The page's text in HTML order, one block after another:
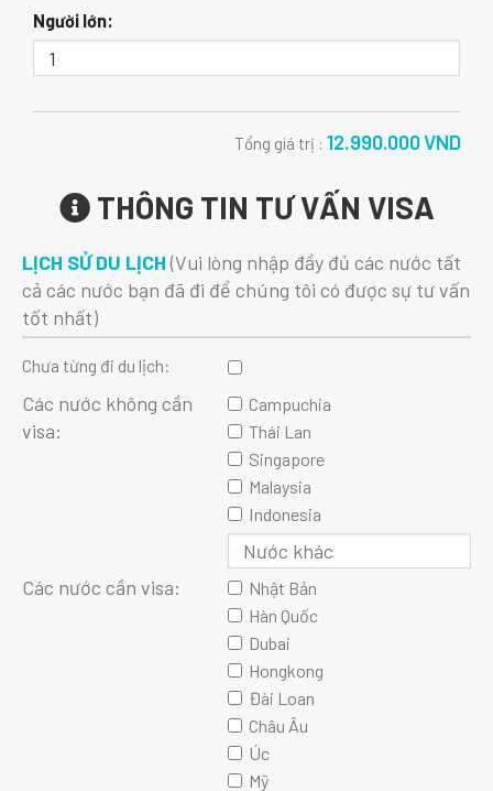
Người lớn:
Tổng giá trị : 12.990.000VND
THÔNG TIN TƯ VẤN VISA
LỊCH SỬ DU LỊCH(Vui lòng nhập đầy đủ các nước tất
cả các nước bạn đã đi để chúng tôi có được sự tư vấn
tốt nhất)
Chưa từng đi du lịch:
Các nước không cần
visa:
Campuchia
Thái Lan
Singapore
Malaysia
Indonesia
Các nước cần visa:
Nhật Bản
Hàn Quốc
Dubai
Hongkong
Đài Loan
Châu Âu
Úc
Mỹ